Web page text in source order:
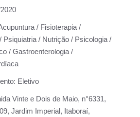
/ Fisioterapia /
Psiquiatria / Nutrição / Psicologia /
/ Gastroenterologia /
Eletivo
Vinte e Dois de Maio, n°6331,
Jardim Imperial, Itaboraí,